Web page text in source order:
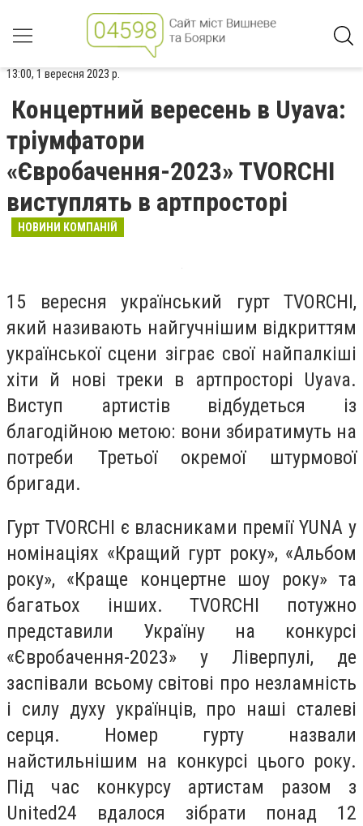
13:00, 1 вересня 2023 р.
Концертний вересень в Uyava:
тріумфатори
«Євробачення-2023» TVORCHI
виступлять в артпросторі
НОВИНИ КОМПАНІЙ
15 вересня український гурт TVORCHI,
який називають найгучнішим відкриттям
української сцени зіграє свої найпалкіші
хіти й нові треки в артпросторі Uyava.
Виступ артистів відбудеться із
благодійною метою: вони збиратимуть на
потреби Третьої окремої штурмової
бригади.
Гурт TVORCHI є власниками премії YUNA у
номінаціях «Кращий гурт року», «Альбом
року», «Краще концертне шоу року» та
багатьох інших. TVORCHI потужно
представили Україну на конкурсі
«Євробачення-2023» у Ліверпулі, де
заспівали всьому світові про незламність
і силу духу українців, про наші сталеві
серця. Номер гурту назвали
найстильнішим на конкурсі цього року.
Під час конкурсу артистам разом з
United24 вдалося зібрати понад 12